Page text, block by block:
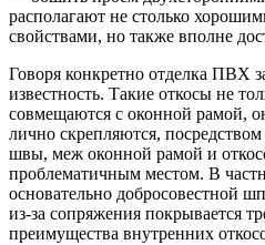
располагают не столько
свойствами, но также вполне
Говоря конкретно отделка ПВХ
известность. Такие откосы не
совмещаются с оконной рамой,
лично скрепляются,
швы, меж оконной рамой и
проблематичным местом. В
основательно добросовестной
из-за сопряжения покрывается
преимущества внутренних